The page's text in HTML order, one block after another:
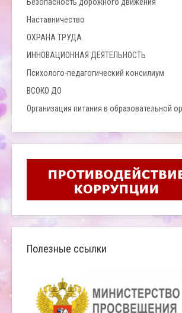
Наставничество
ОХРАНА ТРУДА
ИННОВАЦИОННАЯ ДЕЯТЕЛЬНОСТЬ
Психолого-педагогический консилиум
ВСОКО ДО
Организация питания в образовательной
Полезные ссылки